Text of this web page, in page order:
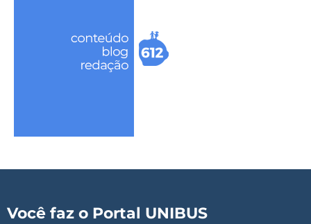
Você faz o Portal UNIBUS